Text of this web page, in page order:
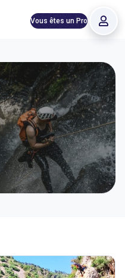
Vous êtes un Pro